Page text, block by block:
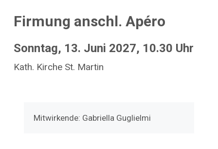
Firmung anschl. Apéro
Sonntag, 13. Juni 2027, 10.30 Uhr
Kath. Kirche St. Martin
Mitwirkende: Gabriella Guglielmi